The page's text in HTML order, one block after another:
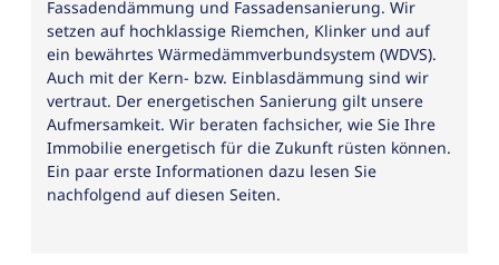
Fassadendämmung und Fassadensanierung. Wir
setzen auf hochklassige Riemchen, Klinker und auf
ein bewährtes Wärmedämmverbundsystem (WDVS).
Auch mit der Kern- bzw. Einblasdämmung sind wir
vertraut. Der energetischen Sanierung gilt unsere
Aufmersamkeit. Wir beraten fachsicher, wie Sie Ihre
Immobilie energetisch für die Zukunft rüsten können.
Ein paar erste Informationen dazu lesen Sie
nachfolgend auf diesen Seiten.